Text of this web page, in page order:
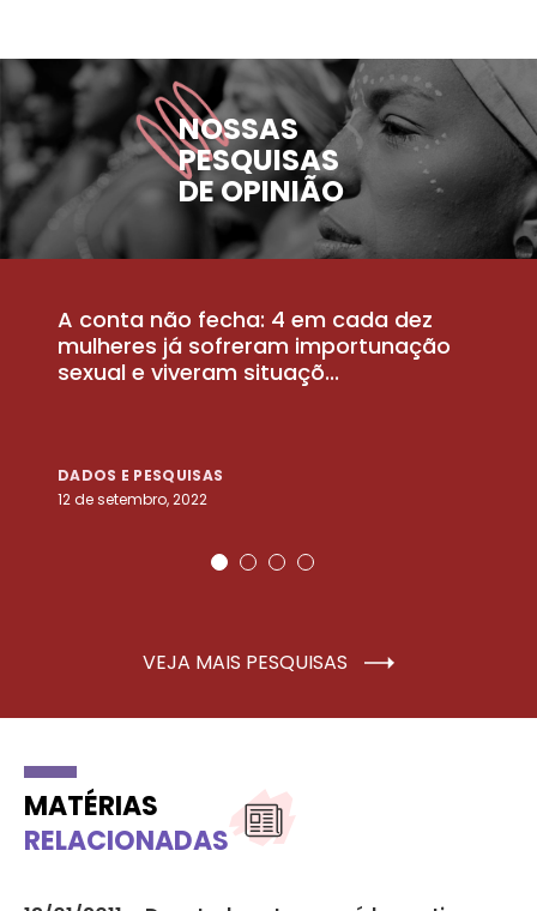
NOSSAS
PESQUISAS
DE OPINIÃO
A conta não fecha: 4 em cada dez
mulheres já sofreram importunação
sexual e viveram situaçõ...
DADOS E PESQUISAS
12 de setembro, 2022
VEJA MAIS PESQUISAS
MATÉRIAS
RELACIONADAS